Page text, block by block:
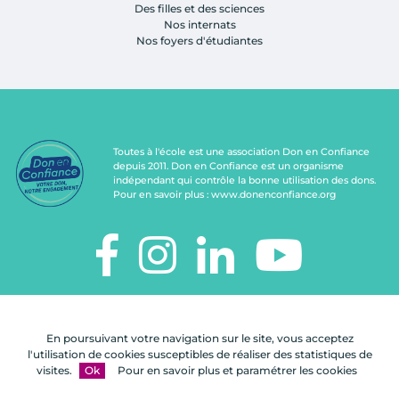
En poursuivant votre navigation sur le site, vous acceptez
l'utilisation de cookies susceptibles de réaliser des statistiques de
visites.
Ok Pour en savoir plus et paramétrer les cookies
Des filles et des sciences
Nos internats
Nos foyers d'étudiantes
Toutes à l'école est une association Don en Confiance
depuis 2011. Don en Confiance est un organisme
indépendant qui contrôle la bonne utilisation des dons.
Pour en savoir plus : www.donenconfiance.org
92100 Boulogne-Billancourt